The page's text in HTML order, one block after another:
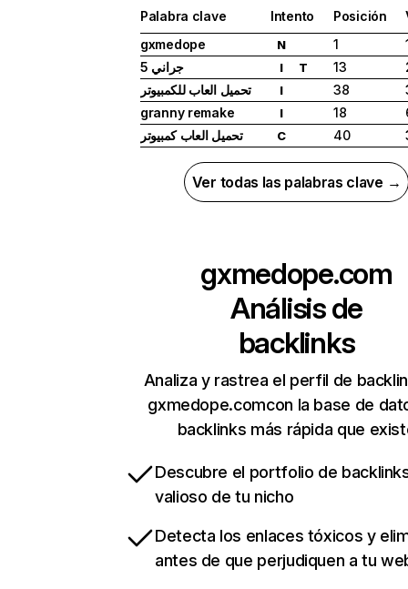
Palabra clave Intento Posición
gxmedope
N 1
جراني 5
I T 13
تحميل العاب للكمبيوتر
I 38
granny remake
I 18
تحميل العاب كمبيوتر
C 40
Ver todas las palabras clave →
gxmedope.com
Análisis de
backlinks
Analiza y rastrea el perfil de
gxmedope.comcon la base de
backlinks más rápida que
Descubre el portfolio de
valioso de tu nicho
Detecta los enlaces tóxicos y
antes de que perjudiquen a tu